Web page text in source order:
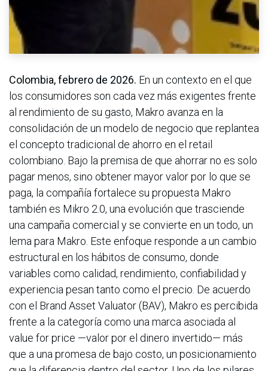
Colombia, febrero de 2026. En un contexto en el que
los consumidores son cada vez más exigentes frente
al rendimiento de su gasto, Makro avanza en la
consolidación de un modelo de negocio que replantea
el concepto tradicional de ahorro en el retail
colombiano. Bajo la premisa de que ahorrar no es solo
pagar menos, sino obtener mayor valor por lo que se
paga, la compañía fortalece su propuesta Makro
también es Mikro 2.0, una evolución que trasciende
una campaña comercial y se convierte en un todo, un
lema para Makro. Este enfoque responde a un cambio
estructural en los hábitos de consumo, donde
variables como calidad, rendimiento, confiabilidad y
experiencia pesan tanto como el precio. De acuerdo
con el Brand Asset Valuator (BAV), Makro es percibida
frente a la categoría como una marca asociada al
value for price —valor por el dinero invertido— más
que a una promesa de bajo costo, un posicionamiento